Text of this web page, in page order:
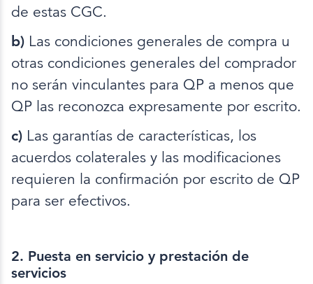
de estas CGC.
b) Las condiciones generales de compra u
otras condiciones generales del comprador
no serán vinculantes para QP a menos que
QP las reconozca expresamente por escrito.
c) Las garantías de características, los
acuerdos colaterales y las modificaciones
requieren la confirmación por escrito de QP
para ser efectivos.
2. Puesta en servicio y prestación de
servicios